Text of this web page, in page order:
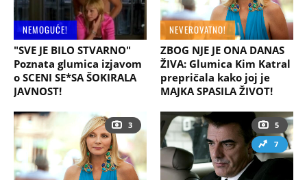
NEMOGUĆE!
"SVE JE BILO STVARNO"
Poznata glumica izjavom
o SCENI SE*SA ŠOKIRALA
JAVNOST!
NEVEROVATNO!
ZBOG NJE JE ONA DANAS
ŽIVA: Glumica Kim Katral
prepričala kako joj je
MAJKA SPASILA ŽIVOT!
3
5
7